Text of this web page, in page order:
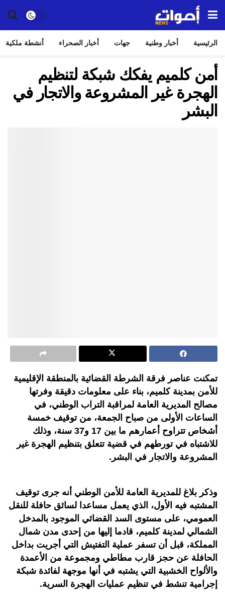
الرئيسية أخبار وطنية جهات أخبار الصحراء أنشطة ملكية
أمن كلميم يفكك شبكة لتنظيم
الهجرة غير المشروعة والاتجار في
البشر
تمكنت عناصر فرقة الشرطة القضائية بالمنطقة الإقليمية
للأمن بمدينة كلميم، بناء على معلومات دقيقة وفرتها
مصالح المديرية العامة لمراقبة التراب الوطني، في
الساعات الأولى من صباح الجمعة، من توقيف خمسة
أشخاص تتراوح أعمارهم ما بين 17 و37 سنة، وذلك
للاشتباه في تورطهم في قضية تتعلق بتنظيم الهجرة غير
المشروعة والاتجار في البشر.
وذكر بلاغ للمديرية العامة للأمن الوطني أنه جرى توقيف
المشتبه فيه الأول، الذي يعمل مساعدا لسائق حافلة للنقل
العمومي، على مستوى السد القضائي الموجود بالمدخل
الشمالي لمدينة كلميم، قادما إليها من إحدى مدن شمال
المملكة، قبل أن تسفر عملية التفتيش التي أجريت بداخل
الحافلة عن حجز قارب مطاطي ومجموعة من الأعمدة
والألواح الخشبية التي يشتبه في أنها موجهة لفائدة شبكة
إجرامية تنشط في تنظيم عمليات الهجرة السرية.